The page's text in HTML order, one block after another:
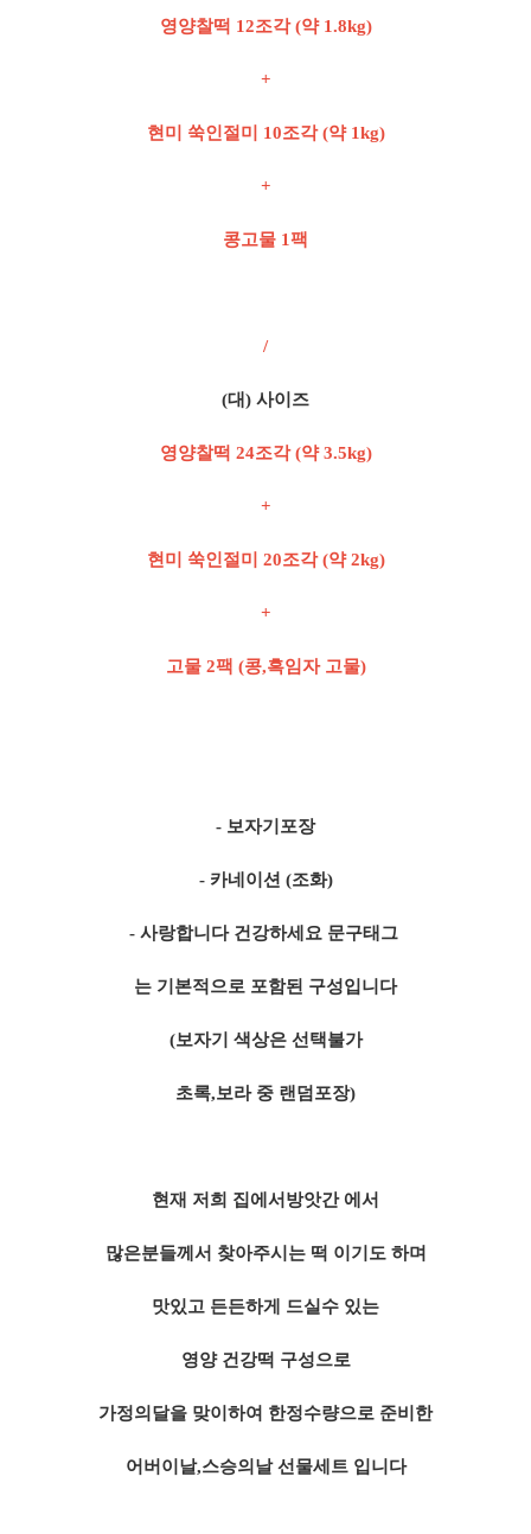
영양찰떡 12조각 (약 1.8kg)
+
현미 쑥인절미 10조각 (약 1kg)
+
콩고물 1팩
/
(대) 사이즈
영양찰떡 24조각 (약 3.5kg)
+
현미 쑥인절미 20조각 (약 2kg)
+
고물 2팩 (콩,흑임자 고물)
- 보자기포장
- 카네이션 (조화)
- 사랑합니다 건강하세요 문구태그
는 기본적으로 포함된 구성입니다
(보자기 색상은 선택불가
초록,보라 중 랜덤포장)
현재 저희 집에서방앗간 에서
많은분들께서 찾아주시는 떡 이기도 하며
맛있고 든든하게 드실수 있는
영양 건강떡 구성으로
​가정의달을 맞이하여 한정수량으로 준비한
어버이날,스승의날 선물세트 입니다